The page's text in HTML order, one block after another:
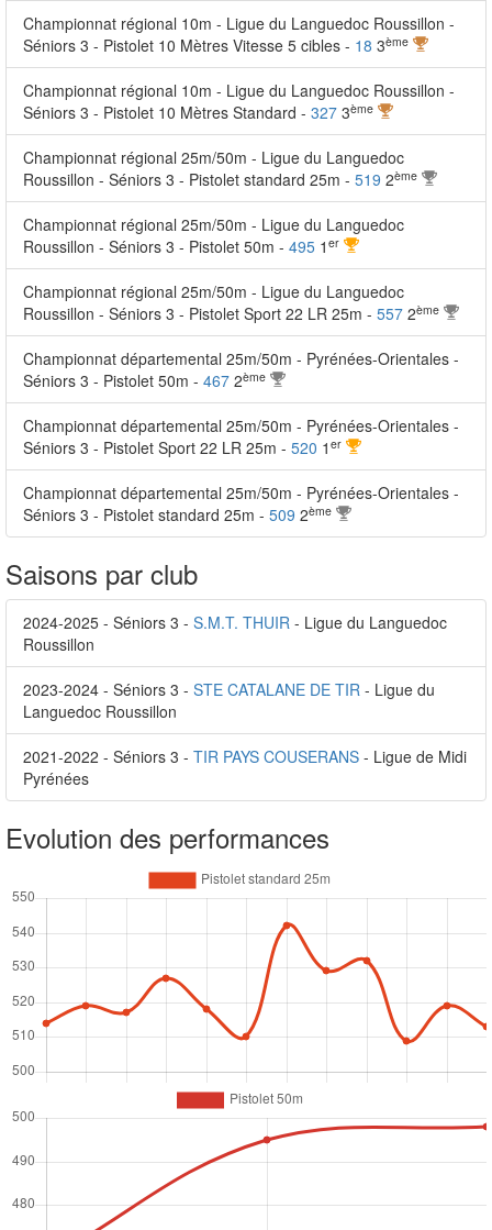
Championnat régional 10m - Ligue du Languedoc Roussillon -
Séniors 3 - Pistolet 10 Mètres Vitesse 5 cibles - 18 3ème
Championnat régional 10m - Ligue du Languedoc Roussillon -
Séniors 3 - Pistolet 10 Mètres Standard - 327 3ème
Championnat régional 25m/50m - Ligue du Languedoc
Roussillon - Séniors 3 - Pistolet standard 25m - 519 2ème
Championnat régional 25m/50m - Ligue du Languedoc
Roussillon - Séniors 3 - Pistolet 50m - 495 1 er
Championnat régional 25m/50m - Ligue du Languedoc
Roussillon - Séniors 3 - Pistolet Sport 22 LR 25m - 557 2ème
Championnat départemental 25m/50m - Pyrénées-Orientales -
Séniors 3 - Pistolet 50m - 467 2ème
Championnat départemental 25m/50m - Pyrénées-Orientales -
Séniors 3 - Pistolet Sport 22 LR 25m - 520 1 er
Championnat départemental 25m/50m - Pyrénées-Orientales -
Séniors 3 - Pistolet standard 25m - 509 2ème
Saisons par club
2024-2025 - Séniors 3 - S.M.T. THUIR - Ligue du Languedoc
Roussillon
2023-2024 - Séniors 3 - STE CATALANE DE TIR - Ligue du
Languedoc Roussillon
2021-2022 - Séniors 3 - TIR PAYS COUSERANS - Ligue de Midi
Pyrénées
Evolution des performances